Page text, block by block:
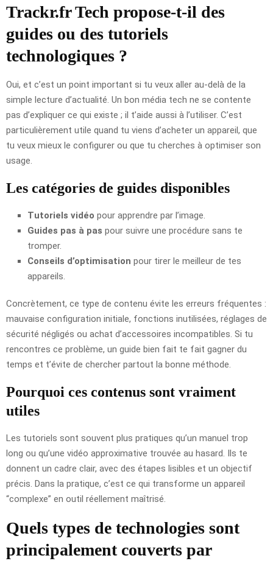
Trackr.fr Tech propose-t-il des
guides ou des tutoriels
technologiques ?
Oui, et c’est un point important si tu veux aller au-delà de la
simple lecture d’actualité. Un bon média tech ne se contente
pas d’expliquer ce qui existe ; il t’aide aussi à l’utiliser. C’est
particulièrement utile quand tu viens d’acheter un appareil, que
tu veux mieux le configurer ou que tu cherches à optimiser son
usage.
Les catégories de guides disponibles
Tutoriels vidéo pour apprendre par l’image.
Guides pas à pas pour suivre une procédure sans te
tromper.
Conseils d’optimisation pour tirer le meilleur de tes
appareils.
Concrètement, ce type de contenu évite les erreurs fréquentes :
mauvaise configuration initiale, fonctions inutilisées, réglages de
sécurité négligés ou achat d’accessoires incompatibles. Si tu
rencontres ce problème, un guide bien fait te fait gagner du
temps et t’évite de chercher partout la bonne méthode.
Pourquoi ces contenus sont vraiment
utiles
Les tutoriels sont souvent plus pratiques qu’un manuel trop
long ou qu’une vidéo approximative trouvée au hasard. Ils te
donnent un cadre clair, avec des étapes lisibles et un objectif
précis. Dans la pratique, c’est ce qui transforme un appareil
“complexe” en outil réellement maîtrisé.
Quels types de technologies sont
principalement couverts par